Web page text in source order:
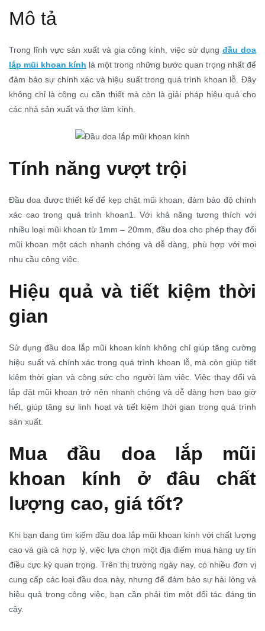
Mô tả
Trong lĩnh vực sản xuất và gia công kính, việc sử dụngđầu doa
lắp mũi khoan kính là một trong những bước quan trọng nhất để
đảm bảo sự chính xác và hiệu suất trong quá trình khoan lỗ. Đây
không chỉ là công cụ cần thiết mà còn là giải pháp hiệu quả cho
các nhà sản xuất và thợ làm kính.
Tính năng vượt trội
Đầu doa được thiết kế để kẹp chặt mũi khoan, đảm bảo độ chính
xác cao trong quá trình khoan1
. Với khả năng tương thích với
nhiều loại mũi khoan từ 1mm – 20mm, đầu doa cho phép thay đổi
mũi khoan một cách nhanh chóng và dễ dàng, phù hợp với mọi
nhu cầu công việc.
Hiệu quả và tiết kiệm thời
gian
Sử dụng đầu doa lắp mũi khoan kính không chỉ giúp tăng cường
hiệu suất và chính xác trong quá trình khoan lỗ, mà còn giúp tiết
kiệm thời gian và công sức cho người làm việc. Việc thay đổi và
lắp đặt mũi khoan trở nên nhanh chóng và dễ dàng hơn bao giờ
hết, giúp tăng sự linh hoạt và tiết kiệm thời gian trong quá trình
sản xuất.
Mua đầu doa lắp mũi
khoan kính ở đâu chất
lượng cao, giá tốt?
Khi bạn đang tìm kiếm đầu doa lắp mũi khoan kính với chất lượng
cao và giá cả hợp lý, việc lựa chọn một địa điểm mua hàng uy tín
điều cực kỳ quan trọng. Trên thị trường ngày nay, có nhiều đơn vị
cung cấp các loại đầu doa này, nhưng để đảm bảo sự hài lòng và
hiệu quả trong công việc, bạn cần phải tìm một đối tác đáng tin
cậy.